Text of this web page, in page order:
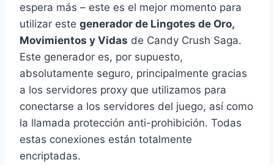
espera más – este es el mejor momento para
utilizar este generador de Lingotes de Oro,
Movimientos y Vidas de Candy Crush Saga.
Este generador es, por supuesto,
absolutamente seguro, principalmente gracias
a los servidores proxy que utilizamos para
conectarse a los servidores del juego, así como
la llamada protección anti-prohibición. Todas
estas conexiones están totalmente
encriptadas.